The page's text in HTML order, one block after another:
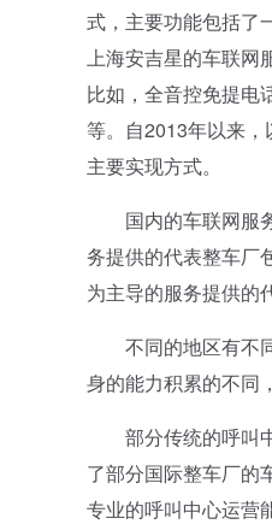
式，主要功能包括了
上海安吉星的车联网
比如，全音控免提电
等。自2013年以来
主要实现方式。
国内的车联网服务
务提供的代表整车厂
为主导的服务提供的
不同的地区有不同
身的能力积累的不同
部分传统的呼叫中
了部分国际整车厂的
专业的呼叫中心运营